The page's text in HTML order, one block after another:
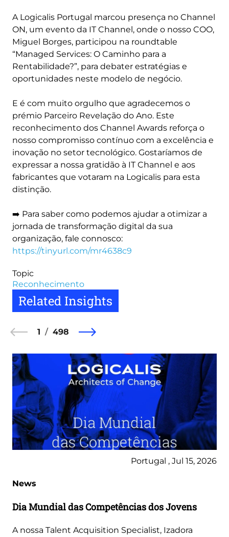
A Logicalis Portugal marcou presença no Channel
ON, um evento da IT Channel, onde o nosso COO,
Miguel Borges, participou na roundtable
“Managed Services: O Caminho para a
Rentabilidade?”, para debater estratégias e
oportunidades neste modelo de negócio.
E é com muito orgulho que agradecemos o
prémio Parceiro Revelação do Ano. Este
reconhecimento dos Channel Awards reforça o
nosso compromisso contínuo com a excelência e
inovação no setor tecnológico. Gostaríamos de
expressar a nossa gratidão à IT Channel e aos
fabricantes que votaram na Logicalis para esta
distinção.
➡️ Para saber como podemos ajudar a otimizar a
jornada de transformação digital da sua
organização, fale connosco:
https://tinyurl.com/mr4638c9
Topic
Reconhecimento
Related Insights
1 498
Portugal , Jul 15, 2026
News
Dia Mundial das Competências dos Jovens
A nossa Talent Acquisition Specialist, Izadora